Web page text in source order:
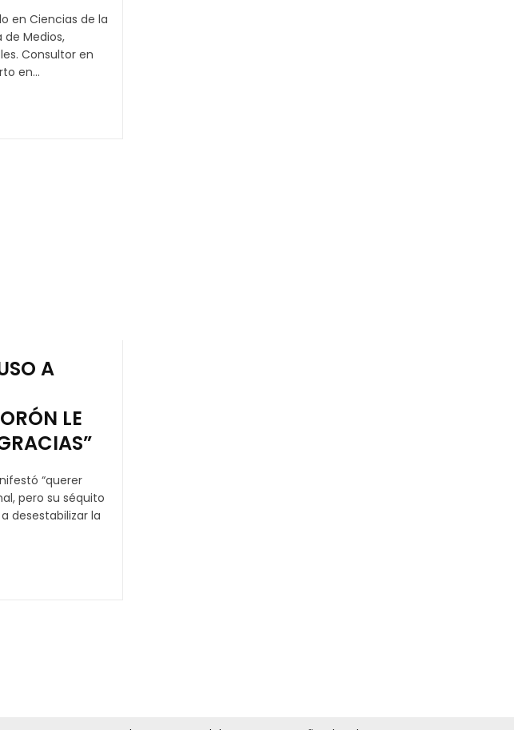
en Ciencias de la
de Medios,
Consultor en
en...
A
LE
“querer
pero su séquito
desestabilizar la